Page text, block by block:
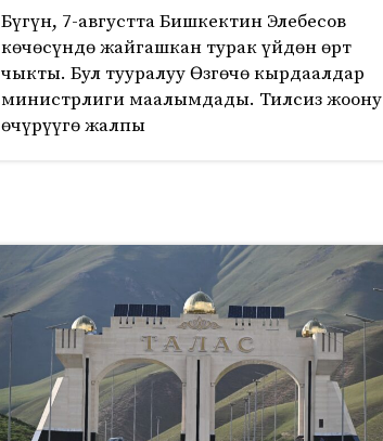
Бүгүн, 7-августта Бишкектин Элебесов
көчөсүндө жайгашкан турак үйдөн өрт
чыкты. Бул тууралуу Өзгөчө кырдаалдар
министрлиги маалымдады. Тилсиз жоону
өчүрүүгө жалпы